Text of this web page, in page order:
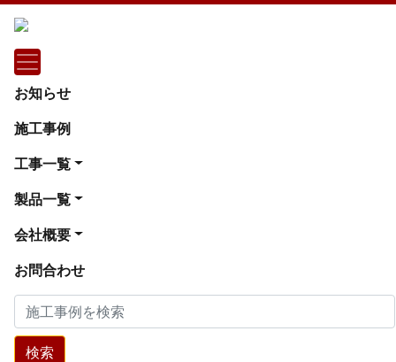
お知らせ
施工事例
工事一覧
製品一覧
会社概要
お問合わせ
検索
施工事例
マンション 1日置床工事 乾式二重床（神
奈川県大和市）
マンション 1日置床工事 乾式二重床（神奈川県大
和市）